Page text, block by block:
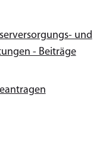
und
- Beiträge